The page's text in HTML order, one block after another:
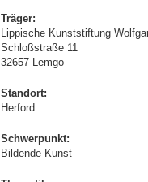
Träger:
Lippische Kunststiftung
Schloßstraße 11
32657 Lemgo
Standort:
Herford
Schwerpunkt:
Bildende Kunst